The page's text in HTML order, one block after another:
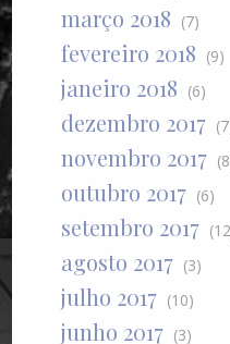
março 2018 (7)
fevereiro 2018 (9)
janeiro 2018 (6)
dezembro 2017
novembro 2017
outubro 2017 (6)
setembro 2017
agosto 2017 (3)
julho 2017 (10)
junho 2017 (3)